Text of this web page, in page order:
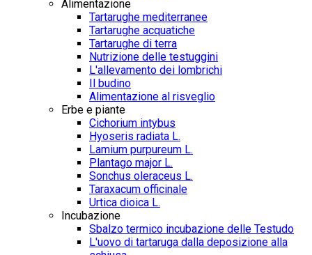
Alimentazione
Tartarughe mediterranee
Tartarughe acquatiche
Tartarughe di terra
Nutrizione delle testuggini
L'allevamento dei lombrichi
Il budino
Alimentazione al risveglio
Erbe e piante
Cichorium intybus
Hyoseris radiata L.
Lamium purpureum L.
Plantago major L.
Sonchus oleraceus L.
Taraxacum officinale
Urtica dioica L.
Incubazione
Sbalzo termico incubazione delle Testudo
L'uovo di tartaruga dalla deposizione alla